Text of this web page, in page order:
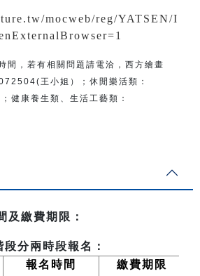
mocweb/reg/YATSEN/I
若有相關問題 請電洽 ， 西方繪畫
王小姐） ； 休閒樂活類：
健康養生類、生活工藝類：
及繳費期限：
段分兩時段報名：
報名時間 繳費期限